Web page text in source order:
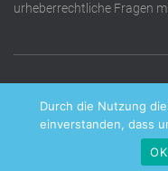
urheberrechtliche Fragen
Durch die Nutzung
einverstanden, dass
OK